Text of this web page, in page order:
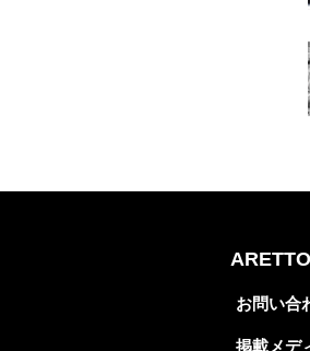
お問い合
掲載メデ